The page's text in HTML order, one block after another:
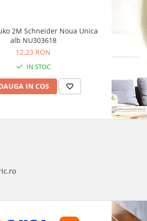
2M Schneider Noua Unica
alb NU303618
12,23 RON
IN STOC
IN COS
Priza